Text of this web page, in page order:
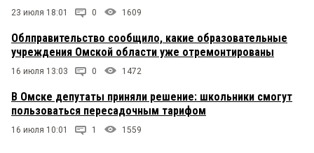
23 июля 18:01 0 1609
Облправительство сообщило, какие образовательные
учреждения Омской области уже отремонтированы
16 июля 13:03 0 1472
В Омске депутаты приняли решение: школьники смогут
пользоваться пересадочным тарифом
16 июля 10:01 1 1559